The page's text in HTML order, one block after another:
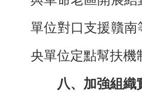
單位對口支援贛
央單位定點幫扶機
八、加強組織